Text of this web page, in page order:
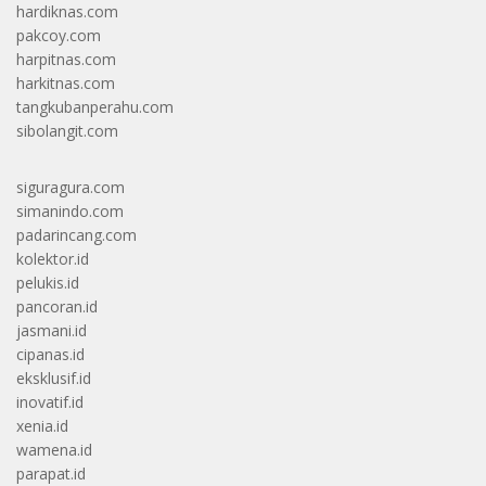
hardiknas.com
pakcoy.com
harpitnas.com
harkitnas.com
tangkubanperahu.com
sibolangit.com
siguragura.com
simanindo.com
padarincang.com
kolektor.id
pelukis.id
pancoran.id
jasmani.id
cipanas.id
eksklusif.id
inovatif.id
xenia.id
wamena.id
parapat.id